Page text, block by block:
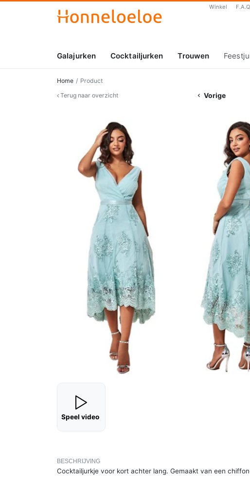
Winkel
Galajurken Cocktailjurken Trouwen
Home
Product
Terug naar overzicht
Vorige
Speel video
BESCHRIJVING
Cocktailjurkje voor kort achter lang. Gemaakt van een